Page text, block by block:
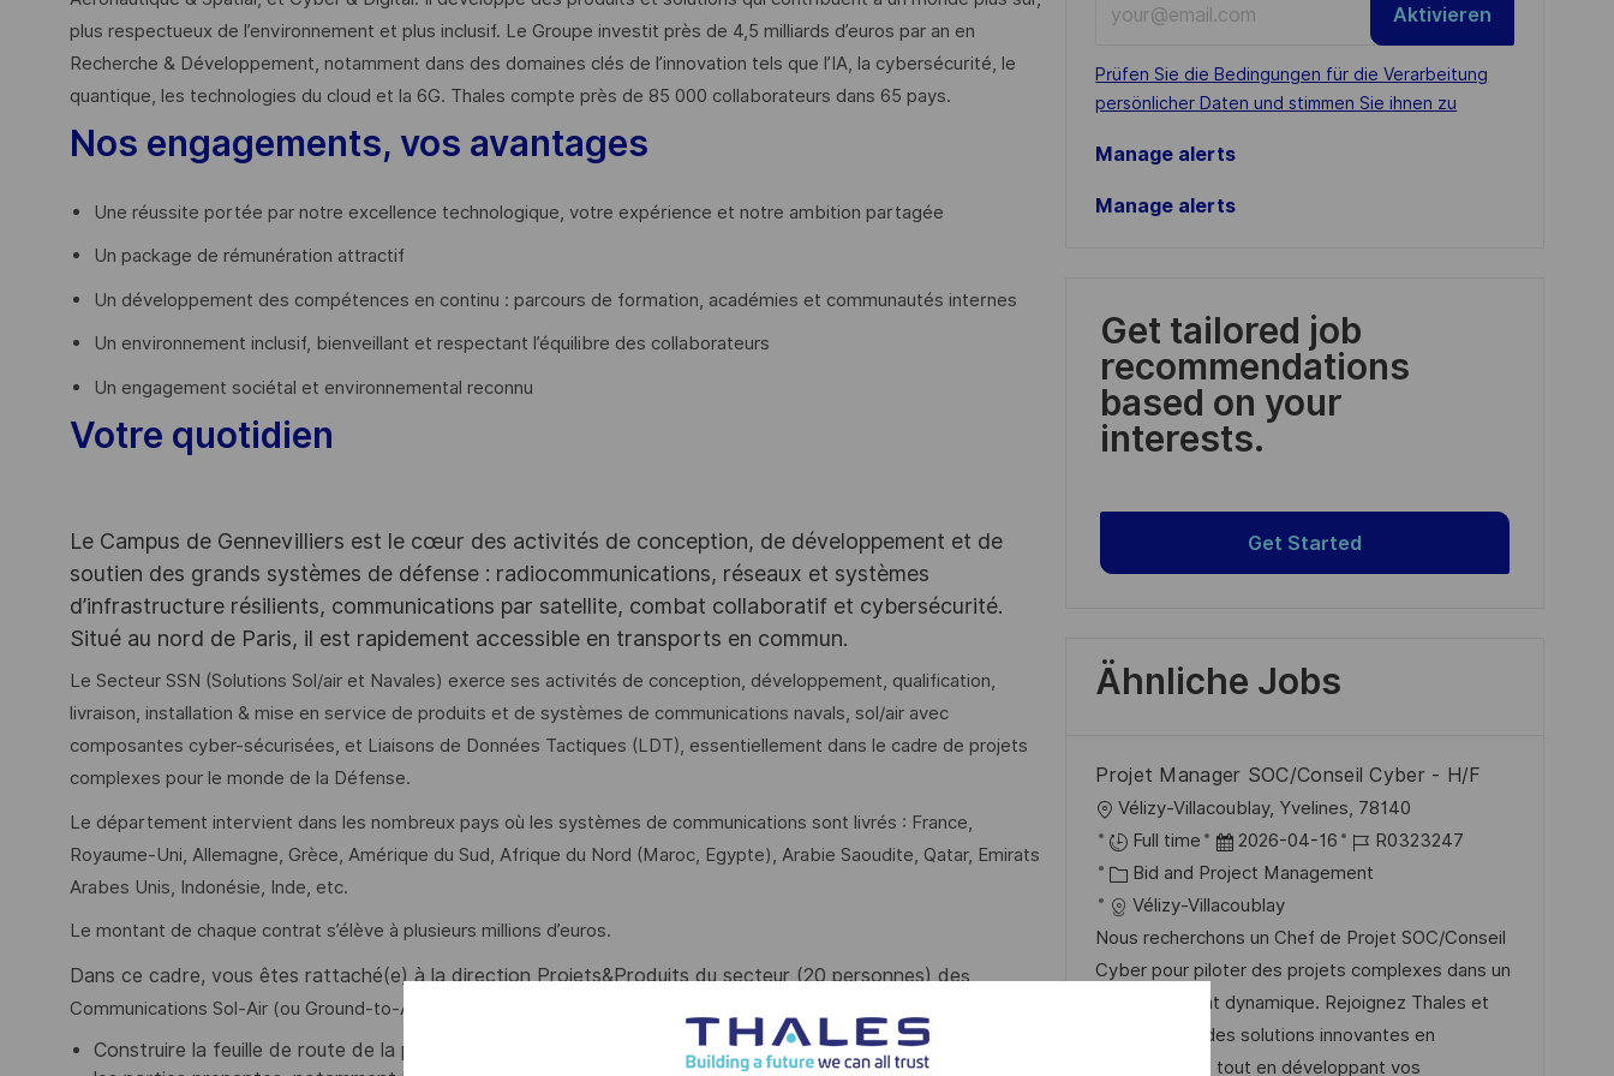
plus respectueux de l’environnement et plus inclusif. Le Groupe investit près de 4,5 milliards d’euros par an en
Recherche & Développement, notamment dans des domaines clés de l’innovation tels que l’IA, la cybersécurité, le
quantique, les technologies du cloud et la 6G. Thales compte près de 85 000 collaborateurs dans 65 pays. ​
Nos engagements, vos avantages
Une réussite portée par notre excellence technologique, votre expérience et notre ambition partagée
Un package de rémunération attractif
Un développement des compétences en continu : parcours de formation, académies et communautés internes
Un environnement inclusif, bienveillant et respectant l’équilibre des collaborateurs
Un engagement sociétal et environnemental reconnu
Votre quotidien
Le Campus de Gennevilliers est le cœur des activités de conception, de développement et de
soutien des grands systèmes de défense : radiocommunications, réseaux et systèmes
d’infrastructure résilients, communications par satellite, combat collaboratif et cybersécurité.
Situé au nord de Paris, il est rapidement accessible en transports en commun.
Le Secteur SSN (Solutions Sol/air et Navales) exerce ses activités de conception, développement, qualification,
livraison, installation & mise en service de produits et de systèmes de communications navals, sol/air avec
composantes cyber-sécurisées, et Liaisons de Données Tactiques (LDT), essentiellement dans le cadre de projets
complexes pour le monde de la Défense.
Le département intervient dans les nombreux pays où les systèmes de communications sont livrés : France,
Royaume-Uni, Allemagne, Grèce, Amérique du Sud, Afrique du Nord (Maroc, Egypte), Arabie Saoudite, Qatar, Emirats
Arabes Unis, Indonésie, Inde, etc.
Le montant de chaque contrat s’élève à plusieurs millions d’euros.
Dans ce cadre, vous êtes rattaché(e) à la direction Projets&Produits du secteur (20 personnes) des
Communications Sol-Air (ou Ground-to-Air Network) & Naval.
Construire la feuille de route de la politique produit d’une radio en développement, en concertation avec
Email
address
(Required)
Required
Prüfen Sie die Bedingungen für die Verarbeitung
persönlicher Daten und stimmen Sie ihnen zu
Aktivieren
Manage alerts
Manage alerts
Get tailored job
recommendations
based on your
interests.
Get Started
Ähnliche Jobs
Projet Manager SOC/Conseil Cyber - H/F
O
r
t
Vélizy-Villacoublay, Yvelines, 78140
Full time
D
a
t
u
m
d
e
r
2026-04-16
J
o
-
I
D
R0323247
K
a
t
e
Bid and Project Management
Vélizy-Villacoublay
Nous recherchons un Chef de Projet SOC/Conseil
Cyber pour piloter des projets complexes dans un
environnement dynamique. Rejoignez Thales et
contribuez à des solutions innovantes en
cybersécurité tout en développant vos